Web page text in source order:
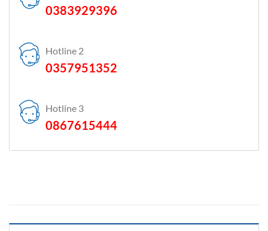
0383929396
Hotline 2
0357951352
Hotline 3
0867615444